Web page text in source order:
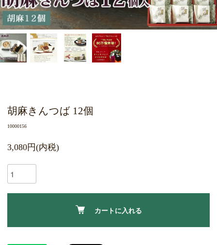
胡麻きんつば 12個
10000156
3,080円(内税)
カートに入れる